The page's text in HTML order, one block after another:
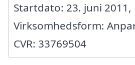
Startdato: 23. juni 2011,
Virksomhedsform:
CVR: 33769504